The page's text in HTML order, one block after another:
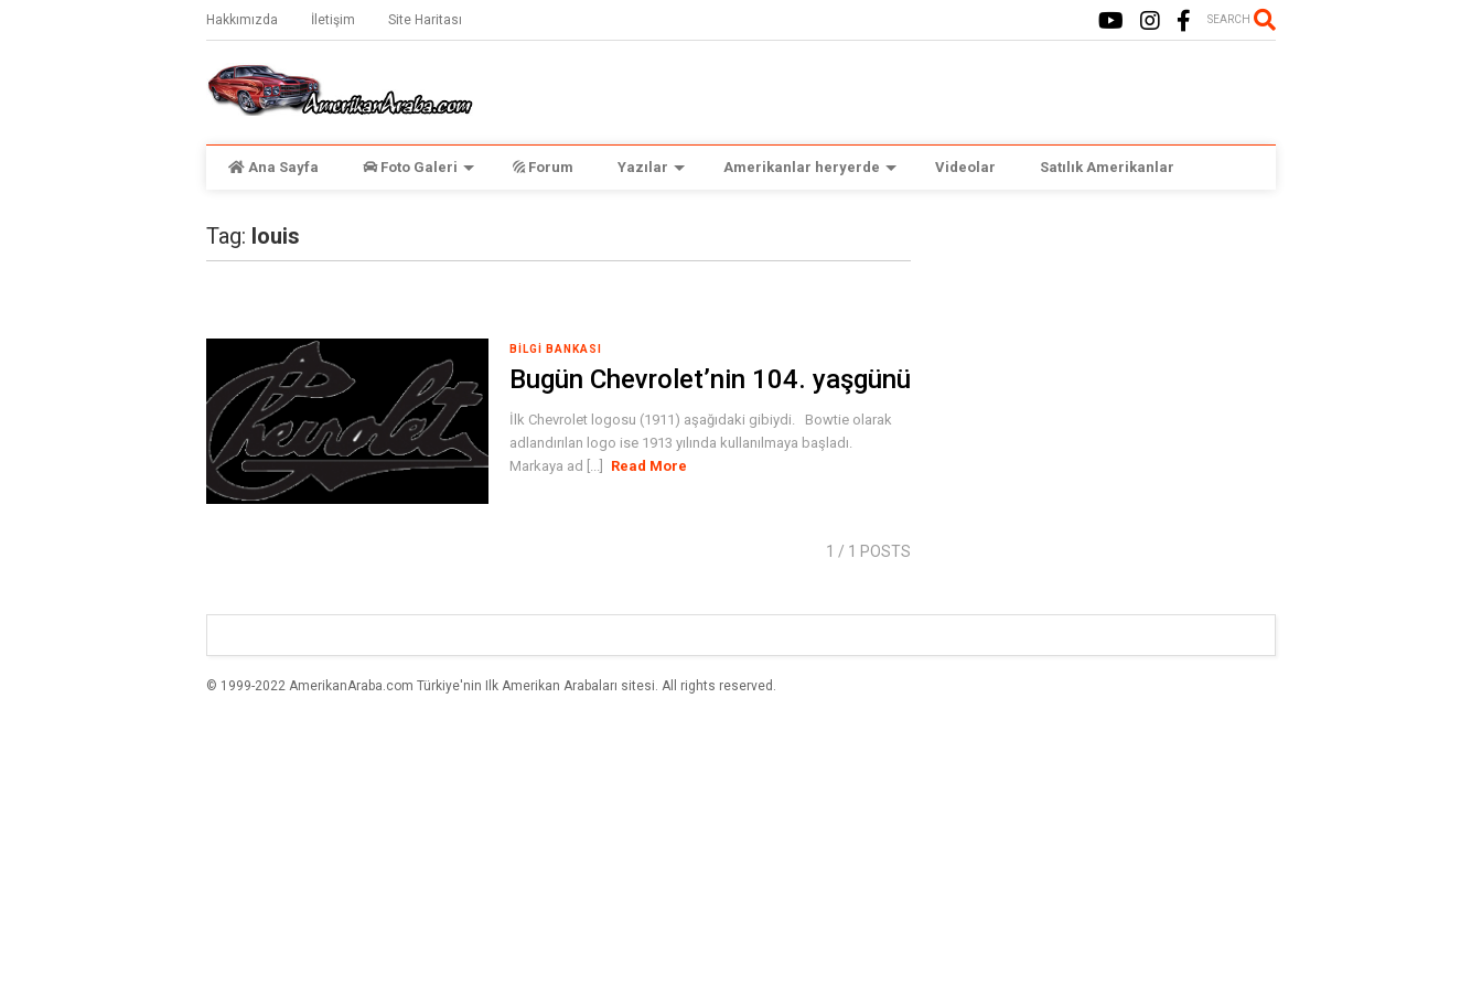
Hakkımızda İletişim Site Haritası SEARCH
Ana Sayfa Foto Galeri Forum Yazılar Amerikanlar heryerde Videolar Satılık Amerikanlar
Tag: louis
BILGI BANKASI
Bugün Chevrolet’nin 104. yaşgünü
İlk Chevrolet logosu (1911) aşağıdaki gibiydi. Bowtie olarak
adlandırılan logo ise 1913 yılında kullanılmaya başladı.
Markaya ad [...]
Read More
1 / 1 POSTS
© 1999-2022 AmerikanAraba.com Türkiye'nin Ilk Amerikan Arabaları sitesi. All rights reserved.